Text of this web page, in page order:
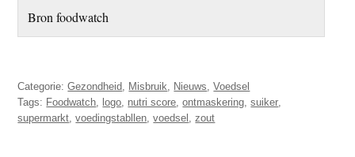
Bron foodwatch
Categorie:Gezondheid, Misbruik, Nieuws,Voedsel
Tags: Foodwatch, logo, nutri score,ontmaskering,suiker,
supermarkt,voedingstabllen,voedsel ,zout